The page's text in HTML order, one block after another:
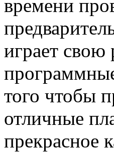
времени
играет свою
того чтобы
отличные
прекрасное